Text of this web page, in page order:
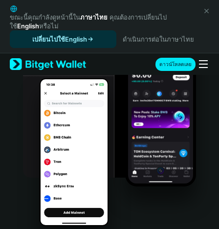
English
日本語
Tiếng Việt
Español (Latinoamérica)
Türkçe
Italiano
Português (Portugal)
Bahasa Indonesia
Português (Brasil)
Español (Argentina)
ขณะนี้คุณกำลังดูหน้านี้ในภาษาไทย คุณต้องการเปลี่ยนไป
ใช้Englishหรือไม่
เปลี่ยนไปใช้English
ดำเนินการต่อในภาษาไทย
ดาวน์โหลดเลย